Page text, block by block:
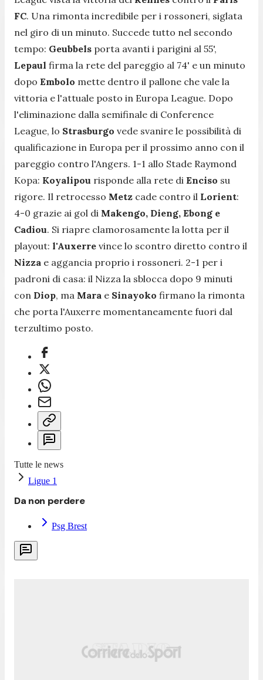
FC. Una rimonta incredibile per i rossoneri, siglata
nel giro di un minuto. Succede tutto nel secondo
tempo: Geubbels porta avanti i parigini al 55',
Lepaul firma la rete del pareggio al 74' e un minuto
dopo Embolo mette dentro il pallone che vale la
vittoria e l'attuale posto in Europa League. Dopo
l'eliminazione dalla semifinale di Conference
League, lo Strasburgo vede svanire le possibilità di
qualificazione in Europa per il prossimo anno con il
pareggio contro l'Angers. 1-1 allo Stade Raymond
Kopa: Koyalipou risponde alla rete di Enciso su
rigore. Il retrocesso Metz cade contro il Lorient:
4-0 grazie ai gol di Makengo, Dieng, Ebong e
Cadiou. Si riapre clamorosamente la lotta per il
playout: l'Auxerre vince lo scontro diretto contro il
Nizza e aggancia proprio i rossoneri. 2-1 per i
padroni di casa: il Nizza la sblocca dopo 9 minuti
con Diop, ma Mara e Sinayoko firmano la rimonta
che porta l'Auxerre momentaneamente fuori dal
terzultimo posto.
Tutte le news
Ligue 1
Da non perdere
Psg Brest